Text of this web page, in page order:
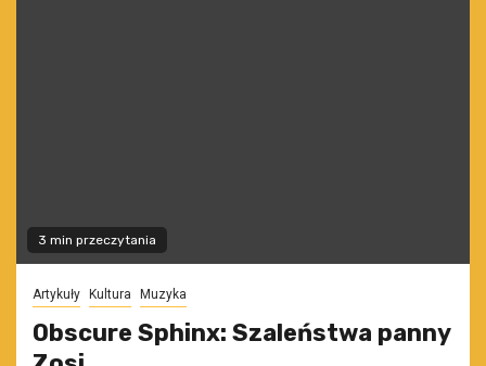
3 min przeczytania
Artykuły Kultura Muzyka
Obscure Sphinx: Szaleństwa panny